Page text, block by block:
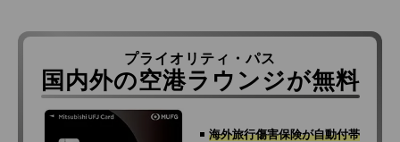
プライオリティ・パス
国内外の空港ラウンジが無料
海外旅行傷害保険が自動付帯